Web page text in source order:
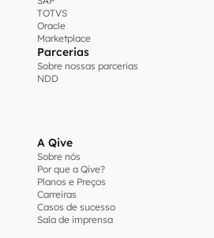
TOTVS
Oracle
Marketplace
Parcerias
Sobre nossas parcerias
NDD
A Qive
Sobre nós
Por que a Qive?
Planos e Preços
Carreiras
Casos de sucesso
Sala de imprensa